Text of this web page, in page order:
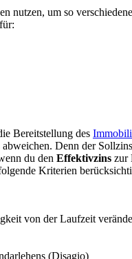
nutzen, um so
Bereitstellung des
Denn der
du den Effektivzins zur
Kriterien
von der Laufzeit
(Disagio)